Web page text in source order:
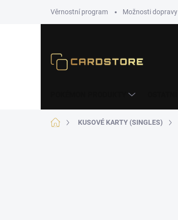
Věrnostní program Možnosti dopravy
Domů KUSOVÉ KARTY (SINGLES)